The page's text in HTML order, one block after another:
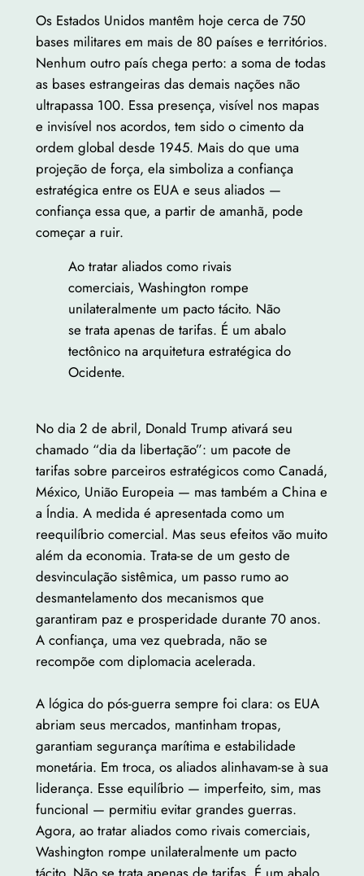
Os Estados Unidos mantêm hoje cerca de 750
bases militares em mais de 80 países e territórios.
Nenhum outro país chega perto: a soma de todas
as bases estrangeiras das demais nações não
ultrapassa 100. Essa presença, visível nos mapas
e invisível nos acordos, tem sido o cimento da
ordem global desde 1945. Mais do que uma
projeção de força, ela simboliza a confiança
estratégica entre os EUA e seus aliados —
confiança essa que, a partir de amanhã, pode
começar a ruir.
Ao tratar aliados como rivais
comerciais, Washington rompe
unilateralmente um pacto tácito. Não
se trata apenas de tarifas. É um abalo
tectônico na arquitetura estratégica do
Ocidente.
No dia 2 de abril, Donald Trump ativará seu
chamado “dia da libertação”: um pacote de
tarifas sobre parceiros estratégicos como Canadá,
México, União Europeia — mas também a China e
a Índia. A medida é apresentada como um
reequilíbrio comercial. Mas seus efeitos vão muito
além da economia. Trata-se de um gesto de
desvinculação sistêmica, um passo rumo ao
desmantelamento dos mecanismos que
garantiram paz e prosperidade durante 70 anos.
A confiança, uma vez quebrada, não se
recompõe com diplomacia acelerada.
A lógica do pós-guerra sempre foi clara: os EUA
abriam seus mercados, mantinham tropas,
garantiam segurança marítima e estabilidade
monetária. Em troca, os aliados alinhavam-se à sua
liderança. Esse equilíbrio — imperfeito, sim, mas
funcional — permitiu evitar grandes guerras.
Agora, ao tratar aliados como rivais comerciais,
Washington rompe unilateralmente um pacto